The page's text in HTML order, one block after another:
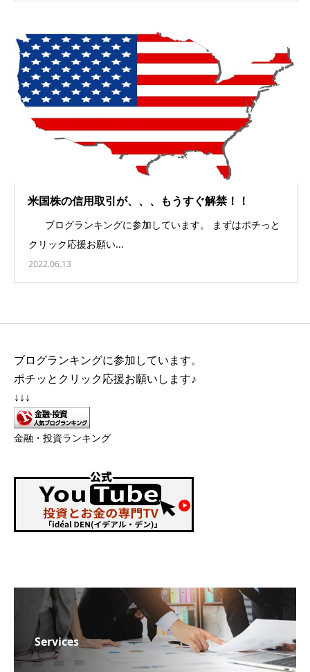
米国株の信用取引が、、、もうすぐ解禁！！
ブログランキングに参加しています。 まずはポチっと
クリック応援お願い...
2022.06.13
ブログランキングに参加しています。
ポチッとクリック応援お願いします♪
↓↓↓
金融・投資ランキング
Services